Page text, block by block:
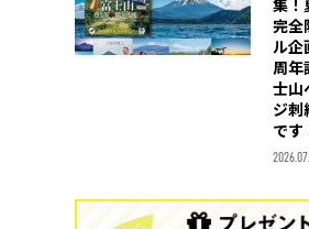
集！
完全
ル
周年
士山
ジ刺
です